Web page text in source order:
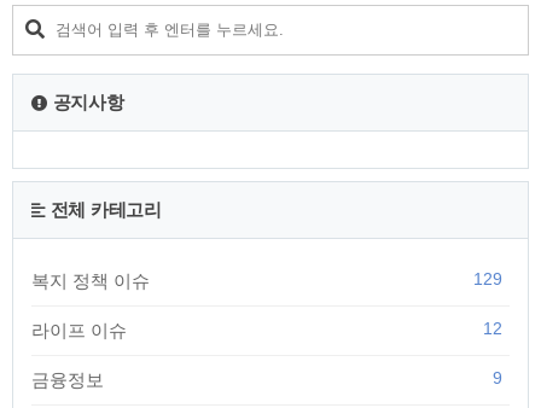
공지사항
전체 카테고리
복지 정책 이슈 129
라이프 이슈 12
금융정보 9